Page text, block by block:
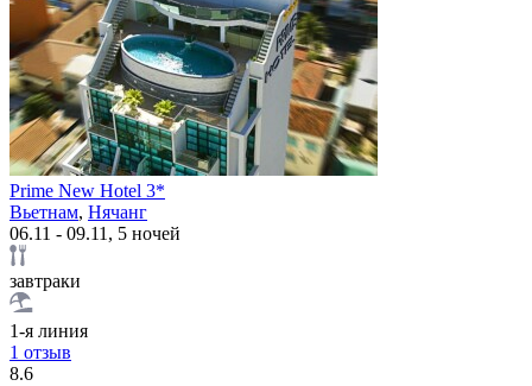
Prime New Hotel 3*
Вьетнам, Нячанг
06.11 - 09.11, 5 ночей
завтраки
1-я линия
1 отзыв
8.6